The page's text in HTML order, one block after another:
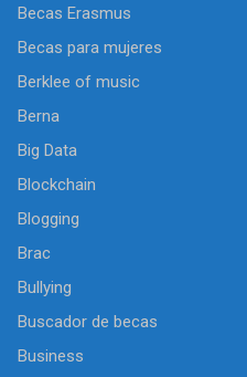
Becas Erasmus
Becas para mujeres
Berklee of music
Berna
Big Data
Blockchain
Blogging
Brac
Bullying
Buscador de becas
Business